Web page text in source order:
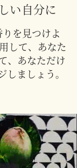
ッ
グ
い自分に
を見つけよ
して、あなた
、あなただけ
ましょう。